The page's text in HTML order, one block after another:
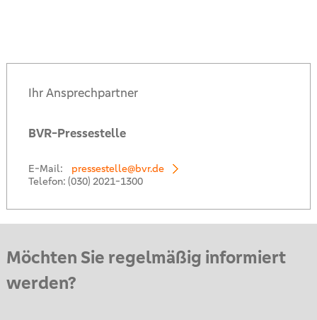
Ihr Ansprechpartner
BVR-Pressestelle
E-Mail:
pressestelle@bvr.de
Telefon: (030) 2021-1300
Möchten Sie regelmäßig informiert
werden?